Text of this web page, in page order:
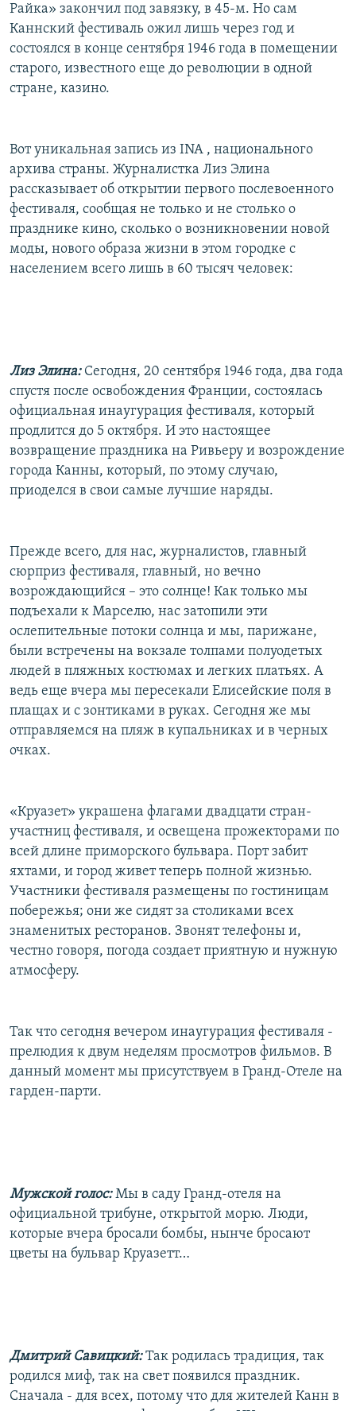
Райка» закончил под завязку, в 45-м. Но сам
Каннский фестиваль ожил лишь через год и
состоялся в конце сентября 1946 года в помещении
старого, известного еще до революции в одной
стране, казино.
Вот уникальная запись из INA , национального
архива страны. Журналистка Лиз Элина
рассказывает об открытии первого послевоенного
фестиваля, сообщая не только и не столько о
празднике кино, сколько о возникновении новой
моды, нового образа жизни в этом городке с
населением всего лишь в 60 тысяч человек:
Лиз Элина: Сегодня, 20 сентября 1946 года, два года
спустя после освобождения Франции, состоялась
официальная инаугурация фестиваля, который
продлится до 5 октября. И это настоящее
возвращение праздника на Ривьеру и возрождение
города Канны, который, по этому случаю,
приоделся в свои самые лучшие наряды.
Прежде всего, для нас, журналистов, главный
сюрприз фестиваля, главный, но вечно
возрождающийся – это солнце! Как только мы
подъехали к Марселю, нас затопили эти
ослепительные потоки солнца и мы, парижане,
были встречены на вокзале толпами полуодетых
людей в пляжных костюмах и легких платьях. А
ведь еще вчера мы пересекали Елисейские поля в
плащах и с зонтиками в руках. Сегодня же мы
отправляемся на пляж в купальниках и в черных
очках.
«Круазет» украшена флагами двадцати стран-
участниц фестиваля, и освещена прожекторами по
всей длине приморского бульвара. Порт забит
яхтами, и город живет теперь полной жизнью.
Участники фестиваля размещены по гостиницам
побережья; они же сидят за столиками всех
знаменитых ресторанов. Звонят телефоны и,
честно говоря, погода создает приятную и нужную
атмосферу.
Так что сегодня вечером инаугурация фестиваля -
прелюдия к двум неделям просмотров фильмов. В
данный момент мы присутствуем в Гранд-Отеле на
гарден-парти.
Мужской голос:Мы в саду Гранд-отеля на
официальной трибуне, открытой морю. Люди,
которые вчера бросали бомбы, нынче бросают
цветы на бульвар Круазетт…
Дмитрий Савицкий:Так родилась традиция, так
родился миф, так на свет появился праздник.
Сначала - для всех, потому что для жителей Канн в